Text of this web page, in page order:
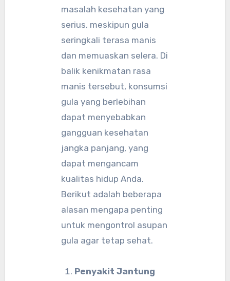
masalah kesehatan yang
serius, meskipun gula
seringkali terasa manis
dan memuaskan selera. Di
balik kenikmatan rasa
manis tersebut, konsumsi
gula yang berlebihan
dapat menyebabkan
gangguan kesehatan
jangka panjang, yang
dapat mengancam
kualitas hidup Anda.
Berikut adalah beberapa
alasan mengapa penting
untuk mengontrol asupan
gula agar tetap sehat.
Penyakit Jantung